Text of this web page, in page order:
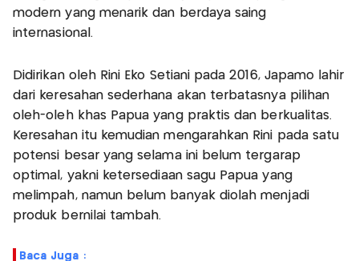
modern yang menarik dan berdaya saing
internasional.
Didirikan oleh Rini Eko Setiani pada 2016, Japamo lahir
dari keresahan sederhana akan terbatasnya pilihan
oleh-oleh khas Papua yang praktis dan berkualitas.
Keresahan itu kemudian mengarahkan Rini pada satu
potensi besar yang selama ini belum tergarap
optimal, yakni ketersediaan sagu Papua yang
melimpah, namun belum banyak diolah menjadi
produk bernilai tambah.
Baca Juga :